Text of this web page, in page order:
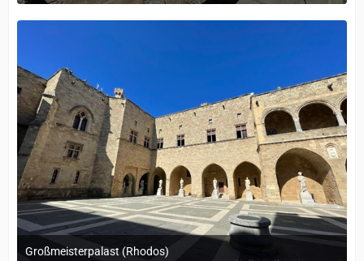
12. September 2022 um 14:05
Großmeisterpalast (Rhodos)